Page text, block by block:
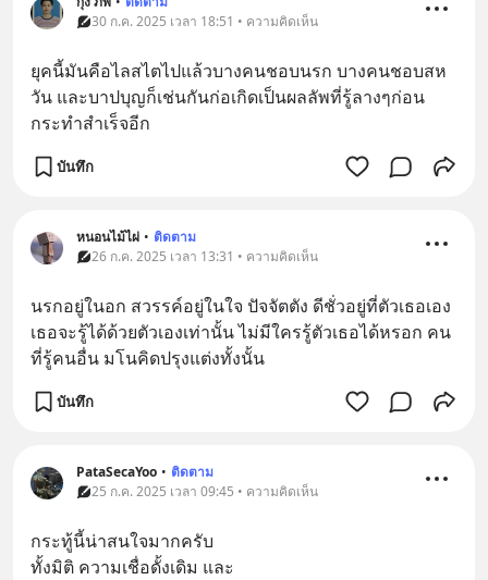
30 ก.ค. 2025 เวลา 18:51 • ความคิดเห็น
ยุคนี้มันคือไลสไตไปแล้วบางคนชอบนรก บางคนชอบสห
วัน และบาปบุญก็เช่นกันก่อเกิดเป็นผลลัพที่รู้ลางๆก่อน
กระทำสำเร็จอีก
บันทึก
หนอนไม้ไผ่ • ติดตาม
26 ก.ค. 2025 เวลา 13:31 • ความคิดเห็น
นรกอยู่ในอก สวรรค์อยู่ในใจ ปัจจัตตัง ดีชั่วอยู่ที่ตัวเธอเอง
เธอจะรู้ได้ด้วยตัวเองเท่านั้น ไม่มีใครรู้ตัวเธอได้หรอก คน
ที่รู้คนอื่น มโนคิดปรุงแต่งทั้งนั้น
บันทึก
PataSecaYoo • ติดตาม
25 ก.ค. 2025 เวลา 09:45 • ความคิดเห็น
กระทู้นี้น่าสนใจมากครับ
ทั้งมิติ ความเชื่อดั้งเดิม และ